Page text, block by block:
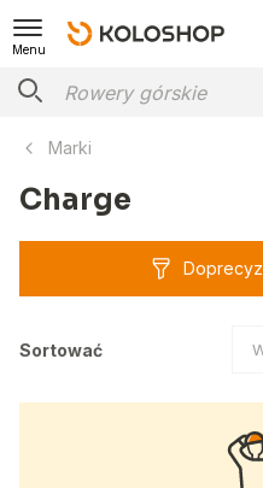
Menu
Marki
Charge
Sortować